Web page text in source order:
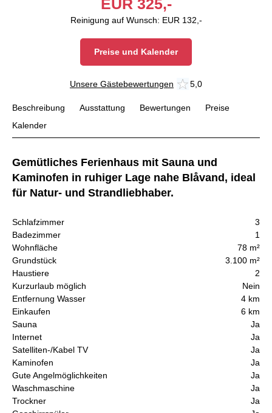
EUR 325,-
Reinigung auf Wunsch: EUR 132,-
Preise und Kalender
Unsere Gästebewertungen 5,0
Beschreibung Ausstattung Bewertungen
Preise
Kalender
Gemütliches Ferienhaus mit Sauna und
Kaminofen in ruhiger Lage nahe Blåvand, ideal
für Natur- und Strandliebhaber.
Schlafzimmer
3
Badezimmer
1
Wohnfläche
78 m²
Grundstück
3.100 m²
Haustiere
2
Kurzurlaub möglich
Nein
Entfernung Wasser
4 km
Einkaufen
6 km
Sauna
Ja
Internet
Ja
Satelliten-/Kabel TV
Ja
Kaminofen
Ja
Gute Angelmöglichkeiten
Ja
Waschmaschine
Ja
Trockner
Ja